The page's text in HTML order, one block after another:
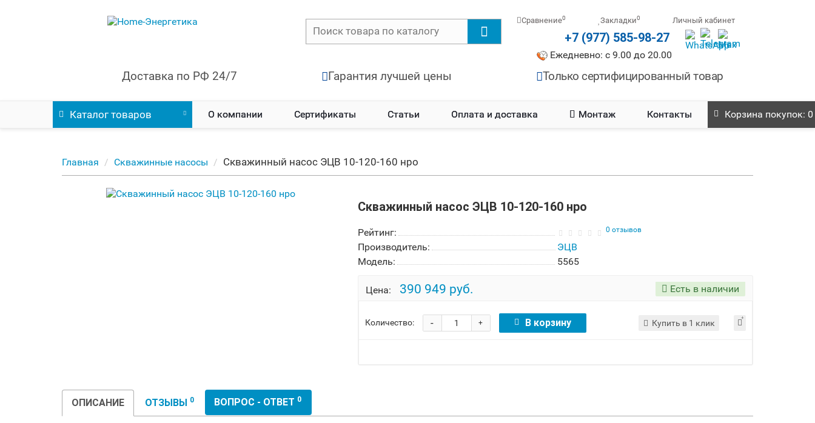
Сравнение0 Закладки0 Личный кабинет
+7 (977) 585-98-27
Ежедневно: с 9.00 до 20.00
Доставка по РФ 24/7 Гарантия лучшей цены Только сертифицированный товар
Каталог товаров О компании Сертификаты Статьи Оплата и доставка Монтаж Контакты Корзина покупок: 0
Главная Скважинные насосы Скважинный насос ЭЦВ 10-120-160 нро
Скважинный насос ЭЦВ 10-120-160 нро
Рейтинг: 0 отзывов
Производитель:
ЭЦВ
Модель:
5565
Цена: 390 949 руб. Есть в наличии
Количество: +
- В корзину Купить в 1 клик
ОПИСАНИЕ ОТЗЫВЫ 0 ВОПРОС - ОТВЕТ 0